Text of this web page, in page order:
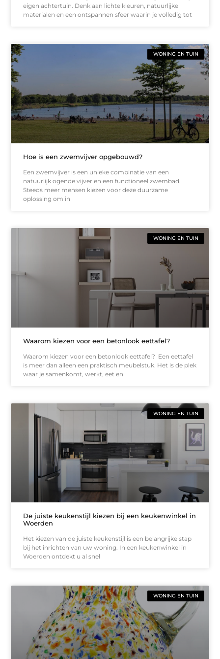
eigen achtertuin. Denk aan lichte kleuren, natuurlijke
materialen en een ontspannen sfeer waarin je volledig tot
WONING EN TUIN
Hoe is een zwemvijver opgebouwd?
Een zwemvijver is een unieke combinatie van een
natuurlijk ogende vijver en een functioneel zwembad.
Steeds meer mensen kiezen voor deze duurzame
oplossing om in
WONING EN TUIN
Waarom kiezen voor een betonlook eettafel?
Waarom kiezen voor een betonlook eettafel? Een eettafel
is meer dan alleen een praktisch meubelstuk. Het is de plek
waar je samenkomt, werkt, eet en
WONING EN TUIN
De juiste keukenstijl kiezen bij een keukenwinkel in
Woerden
Het kiezen van de juiste keukenstijl is een belangrijke stap
bij het inrichten van uw woning. In een keukenwinkel in
Woerden ontdekt u al snel
WONING EN TUIN